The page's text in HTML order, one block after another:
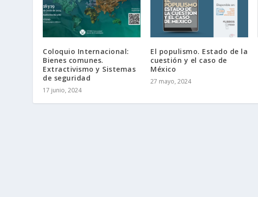
Coloquio Internacional:
Bienes comunes.
Extractivismo y Sistemas
de seguridad
17 junio, 2024
El populismo. Estado de la
cuestión y el caso de
México
27 mayo, 2024